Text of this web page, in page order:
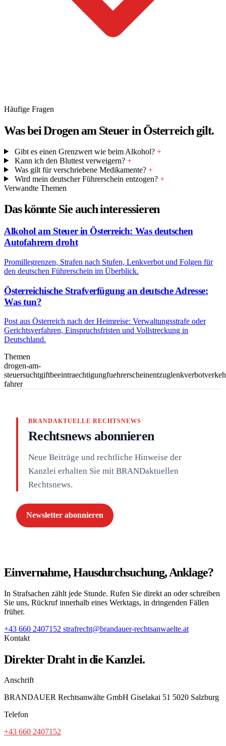
Häufige Fragen
Was bei Drogen am Steuer in Österreich gilt.
Gibt es einen Grenzwert wie beim Alkohol? +
Kann ich den Bluttest verweigern? +
Was gilt für verschriebene Medikamente? +
Wird mein deutscher Führerschein entzogen? +
Verwandte Themen
Das könnte Sie auch interessieren
Alkohol am Steuer in Österreich: Was deutschen
Autofahrern droht
Promillegrenzen, Strafen nach Stufen, Lenkverbot und Folgen für
den deutschen Führerschein im Überblick.
Österreichische Strafverfügung an deutsche Adresse:
Was tun?
Post aus Österreich nach der Heimreise: Verwaltungsstrafe oder
Gerichtsverfahren, Einspruchsfristen und Vollstreckung in
Deutschland.
Themen
drogen-am-
steuersuchtgiftbeeintraechtigungfuehrerscheinentzuglenkverbot
fahrer
BRANDAKTUELLE RECHTSNEWS
Rechtsnews abonnieren
Neue Beiträge und rechtliche Hinweise der
Kanzlei erhalten Sie mit BRANDaktuellen
Rechtsnews.
Newsletter abonnieren
Einvernahme, Hausdurchsuchung, Anklage?
In Strafsachen zählt jede Stunde. Rufen Sie direkt an oder schreiben
Sie uns, Rückruf innerhalb eines Werktags, in dringenden Fällen
früher.
+43 660 2407152 strafrecht@brandauer-rechtsanwaelte.at
Kontakt
Direkter Draht in die Kanzlei.
Anschrift
BRANDAUER Rechtsanwälte GmbH Giselakai 51 5020 Salzburg
Telefon
+43 660 2407152